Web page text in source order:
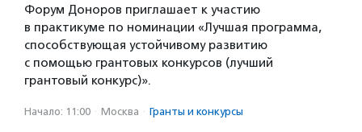
Форум Доноров приглашает к участию
в практикуме по номинации «Лучшая программа,
способствующая устойчивому развитию
с помощью грантовых конкурсов (лучший
грантовый конкурс)».
Начало: 11:00 · Москва · Гранты и конкурсы